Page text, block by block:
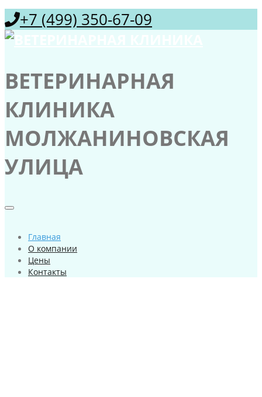
+7 (499) 350-67-09
ВЕТЕРИНАРНАЯ
КЛИНИКА
МОЛЖАНИНОВСКАЯ
УЛИЦА
Главная
О компании
Цены
Контакты